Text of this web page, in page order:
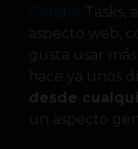
Tasks,
aspecto web,
gusta usar
hace ya unos
desde
un aspecto